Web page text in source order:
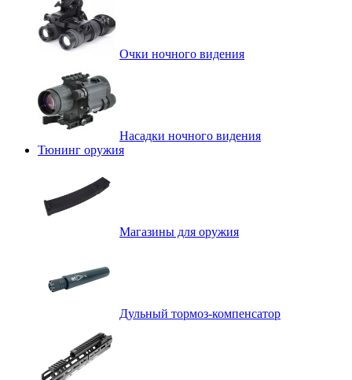
Очки ночного видения
Насадки ночного видения
Тюнинг оружия
Магазины для оружия
Дульный тормоз-компенсатор